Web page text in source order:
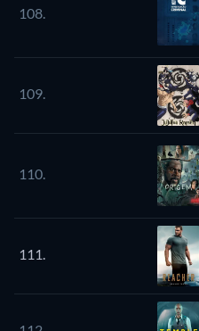
108.
109.
110.
111.